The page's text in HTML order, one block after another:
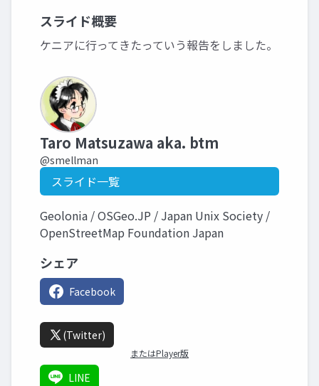
スライド概要
ケニアに行ってきたっていう報告をしました。
Taro Matsuzawa aka. btm
@smellman
スライド一覧
Geolonia / OSGeo.JP / Japan Unix Society /
OpenStreetMap Foundation Japan
シェア
Facebook
(Twitter)
またはPlayer版
LINE